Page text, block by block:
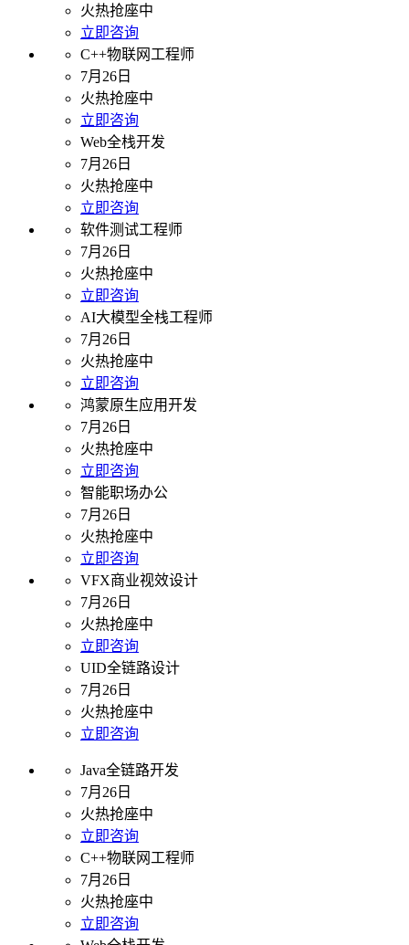
火热抢座中
立即咨询
C++物联网工程师
7月26日
火热抢座中
立即咨询
Web全栈开发
7月26日
火热抢座中
立即咨询
软件测试工程师
7月26日
火热抢座中
立即咨询
AI大模型全栈工程师
7月26日
火热抢座中
立即咨询
鸿蒙原生应用开发
7月26日
火热抢座中
立即咨询
智能职场办公
7月26日
火热抢座中
立即咨询
VFX商业视效设计
7月26日
火热抢座中
立即咨询
UID全链路设计
7月26日
火热抢座中
立即咨询
Java全链路开发
7月26日
火热抢座中
立即咨询
C++物联网工程师
7月26日
火热抢座中
立即咨询